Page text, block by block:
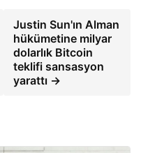
Justin Sun'ın Alman
hükümetine milyar
dolarlık Bitcoin
teklifi sansasyon
yarattı →